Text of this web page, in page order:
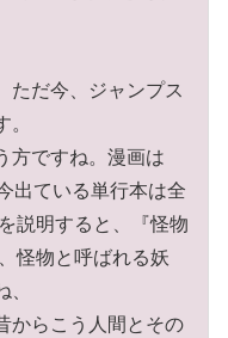
ただ今、ジャンプス
方ですね。漫画は
出ている単行本は全
説明すると、『怪物
怪物と呼ばれる妖
からこう人間とその